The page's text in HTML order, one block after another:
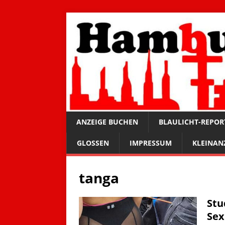
ANZEIGE BUCHEN BLAULICHT-
GLOSSEN IMPRESSUM
tanga
Sex